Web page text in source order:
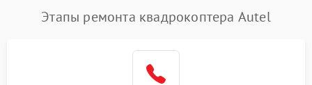
Этапы ремонта квадрокоптера Autel